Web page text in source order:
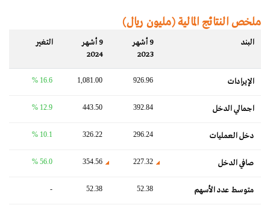
ملخص النتائج المالية (مليون ريال)
البند
9 أشهر
2023
9 أشهر
2024
التغير‬
الإيرادات 926.96
1,081.00
16.6 %
اجمالي الدخل 392.84
443.50
12.9 %
دخل العمليات 296.24
326.22
10.1 %
صافي الدخل 227.32
354.56
56.0 %
متوسط ​​عدد الأسهم 52.38
52.38
-